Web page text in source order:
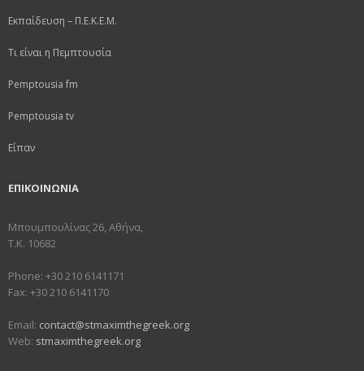
Εκπαίδευση – Π.Ε.Κ.Ε.Μ.
Τι είναι η Πεμπτουσία
Pemptousia fm
Pemptousia tv
Είπαν
ΕΠΙΚΟΙΝΩΝΙΑ
Μπουμπουλίνας 26, Αθήνα,
Τ.Κ. 10682
Phone: +30 210 6141171
Fax: +30 210 6141170
Email: contact@stmaximthegreek.org
Web: stmaximthegreek.org